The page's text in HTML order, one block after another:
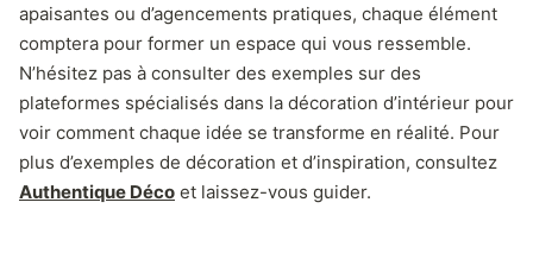
apaisantes ou d’agencements pratiques, chaque élément
comptera pour former un espace qui vous ressemble.
N’hésitez pas à consulter des exemples sur des
plateformes spécialisés dans la décoration d’intérieur pour
voir comment chaque idée se transforme en réalité. Pour
plus d’exemples de décoration et d’inspiration, consultez
Authentique Déco et laissez-vous guider.